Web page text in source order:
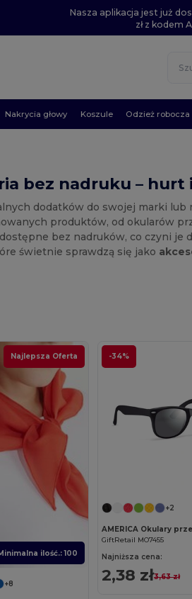
Nasza aplikacja jest już
zł z kodem
Nakrycia głowy Koszule Odzież robocza
bez nadruku – hurt
dodatków do swojej marki
produktów, od okularów
bez nadruków, co czyni je
świetnie sprawdzą się jako
Najlepsza Oferta
ilość.: 100
+8
-34%
+2
GiftRetail MO7455
Najniższa cena:
2,38 zł3,63 zł